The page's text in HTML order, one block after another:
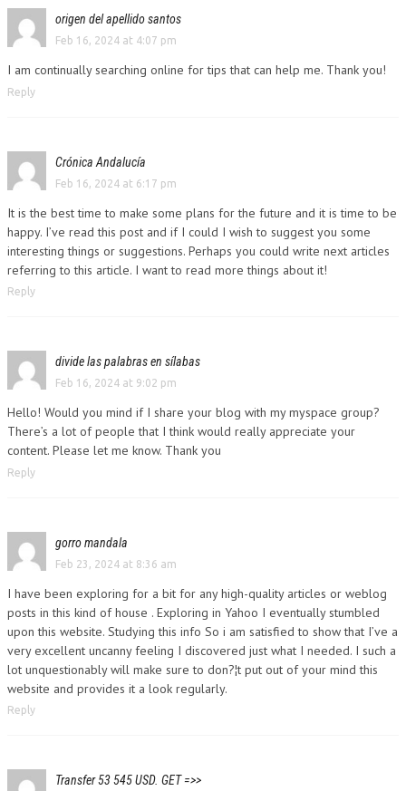
origen del apellido santos
Feb 16, 2024 at 4:07 pm
I am continually searching online for tips that can help me. Thank you!
Reply
Crónica Andalucía
Feb 16, 2024 at 6:17 pm
It is the best time to make some plans for the future and it is time to be
happy. I’ve read this post and if I could I wish to suggest you some
interesting things or suggestions. Perhaps you could write next articles
referring to this article. I want to read more things about it!
Reply
divide las palabras en sílabas
Feb 16, 2024 at 9:02 pm
Hello! Would you mind if I share your blog with my myspace group?
There’s a lot of people that I think would really appreciate your
content. Please let me know. Thank you
Reply
gorro mandala
Feb 23, 2024 at 8:36 am
I have been exploring for a bit for any high-quality articles or weblog
posts in this kind of house . Exploring in Yahoo I eventually stumbled
upon this website. Studying this info So i am satisfied to show that I’ve a
very excellent uncanny feeling I discovered just what I needed. I such a
lot unquestionably will make sure to don?¦t put out of your mind this
website and provides it a look regularly.
Reply
Transfer 53 545 USD. GЕТ =>>